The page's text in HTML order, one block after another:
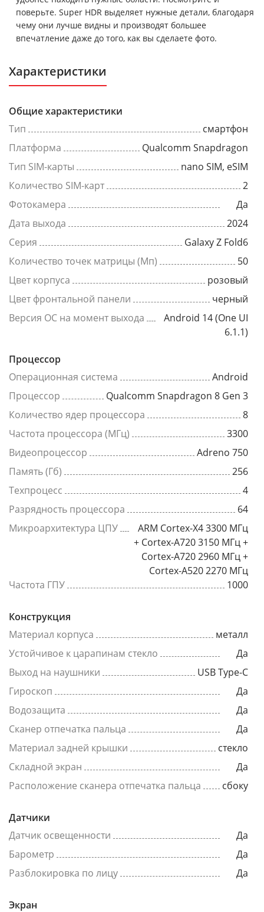
поверьте. Super HDR выделяет нужные детали, благодаря
чему они лучше видны и производят большее
впечатление даже до того, как вы сделаете фото.
Характеристики
Общие характеристики
Тип
смартфон
Платформа
Qualcomm Snapdragon
Тип SIM-карты
nano SIM, eSIM
Количество SIM-карт
2
Фотокамера
Да
Дата выхода
2024
Серия
Galaxy Z Fold6
Количество точек матрицы (Мп)
50
Цвет корпуса
розовый
Цвет фронтальной панели
черный
Версия ОС на момент выхода
Android 14 (One UI
6.1.1)
Процессор
Операционная система
Android
Процессор
Qualcomm Snapdragon 8 Gen 3
Количество ядер процессора
8
Частота процессора (МГц)
3300
Видеопроцессор
Adreno 750
Память (Гб)
256
Техпроцесс
4
Разрядность процессора
64
Микроархитектура ЦПУ
ARM Cortex-X4 3300 МГц
+ Cortex-A720 3150 МГц +
Cortex-A720 2960 МГц +
Cortex-A520 2270 МГц
Частота ГПУ
1000
Конструкция
Материал корпуса
металл
Устойчивое к царапинам стекло
Да
Выход на наушники
USB Type-C
Гироскоп
Да
Водозащита
Да
Сканер отпечатка пальца
Да
Материал задней крышки
стекло
Складной экран
Да
Расположение сканера отпечатка пальца
сбоку
Датчики
Датчик освещенности
Да
Барометр
Да
Разблокировка по лицу
Да
Экран